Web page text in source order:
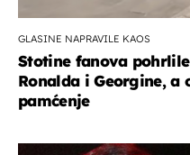
GLASINE NAPRAVILE KAOS
Stotine fanova
Ronalda i Georgine,
pamćenje